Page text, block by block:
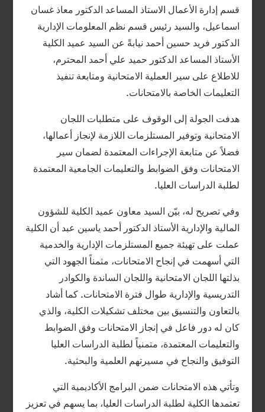
قسم إدارة الأعمال الاستاذ المساعد الدكتور معاذ غسان
اسماعيل، والسيد رئيس قسم نظم المعلومات الإدارية
الدكتور فريد حسين أحمد نيابةً عن السيد عميد الكلية
الأستاذ المساعد الدكتور حميد علي أحمد المحترم،
للاطلاع على سير العملية الامتحانية ومتابعة تنفيذ
التعليمات الخاصة بالامتحانات.
هدفت الجولة إلى الوقوف على متطلبات اللجان
الامتحانية وتوفير المستلزمات اللازمة لإنجاز أعمالها،
فضلاً عن متابعة الإجراءات المعتمدة لضمان سير
الامتحانات وفق الضوابط والتعليمات الجامعية المعتمدة
لطلبة الدراسات العليا.
وفي تصريح له، بيّن السيد معاون عميد الكلية للشؤون
المالية والإدارية الأستاذ الدكتور أحمد ياسين عبد أن الكلية
عملت على تهيئة جميع المستلزمات الإدارية والخدمية
التي أسهمت في إنجاح الامتحانات، مثمناً الجهود التي
بذلتها اللجان الامتحانية واللجان الساندة والكوادر
التدريسية والإدارية طوال فترة الامتحانات. كما أشاد
بالتعاون والتنسيق بين مختلف تشكيلات الكلية، والذي
كان له دور فاعل في إنجاز الامتحانات وفق الضوابط
والتعليمات المعتمدة، متمنياً لطلبة الدراسات العليا
التوفيق والنجاح في مسيرتهم العلمية والبحثية.
وتأتي هذه الامتحانات ضمن البرامج الأكاديمية التي
تعتمدها الكلية لطلبة الدراسات العليا، بما يسهم في تعزيز